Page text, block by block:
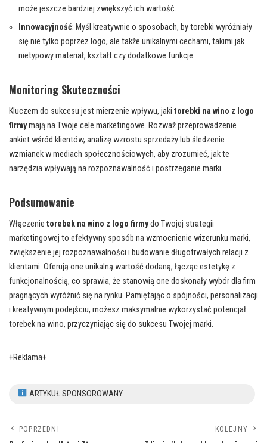
może jeszcze bardziej zwiększyć ich wartość.
Innowacyjność: Myśl kreatywnie o sposobach, by torebki wyróżniały
się nie tylko poprzez logo, ale także unikalnymi cechami, takimi jak
nietypowy materiał, kształt czy dodatkowe funkcje.
Monitoring Skuteczności
Kluczem do sukcesu jest mierzenie wpływu, jaki torebki na wino z logo
firmymają na Twoje cele marketingowe. Rozważ przeprowadzenie
ankiet wśród klientów, analizę wzrostu sprzedaży lub śledzenie
wzmianek w mediach społecznościowych, aby zrozumieć, jak te
narzędzia wpływają na rozpoznawalność i postrzeganie marki.
Podsumowanie
Włączenie torebek na wino z logo firmydo Twojej strategii
marketingowej to efektywny sposób na wzmocnienie wizerunku marki,
zwiększenie jej rozpoznawalności i budowanie długotrwałych relacji z
klientami. Oferują one unikalną wartość dodaną, łącząc estetykę z
funkcjonalnością, co sprawia, że stanowią one doskonały wybór dla firm
pragnących wyróżnić się na rynku. Pamiętając o spójności, personalizacji
i kreatywnym podejściu, możesz maksymalnie wykorzystać potencjał
torebek na wino, przyczyniając się do sukcesu Twojej marki.
+Reklama+
ARTYKUŁ SPONSOROWANY
POPRZEDNI KOLEJNY